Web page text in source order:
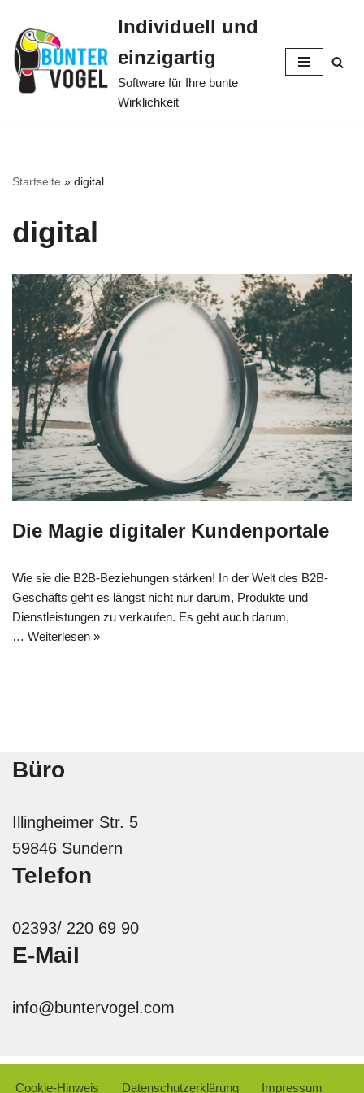
Zum
Inhalt
springen
Individuell und
einzigartig
Software für Ihre bunte
Wirklichkeit
Startseite » digital
digital
Die Magie digitaler Kundenportale
Wie sie die B2B-Beziehungen stärken! In der Welt des B2B-
Geschäfts geht es längst nicht nur darum, Produkte und
Dienstleistungen zu verkaufen. Es geht auch darum,
… Weiterlesen »
Büro
Illingheimer Str. 5
59846 Sundern
Telefon
02393/ 220 69 90
E-Mail
info@buntervogel.com
Cookie-Hinweis Datenschutzerklärung Impressum